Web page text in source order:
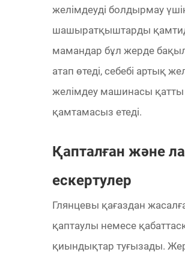
желімдеуді болдырмау
шашыратқыштарды
мамандар бұл жерде
атап өтеді, себебі артық
желімдеу машинасы қатты
қамтамасыз етеді.
Қапталған және
ескертулер
Глянцевы қағаздан
қаптаулы немесе
қиындықтар туғызады.